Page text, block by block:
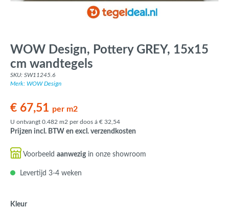
WOW Design, Pottery GREY, 15x15
cm wandtegels
SKU: SW11245.6
Merk: WOW Design
€ 67,51 per m2
U ontvangt 0.482 m2 per doos á € 32,54
Prijzen incl. BTW en excl. verzendkosten
Voorbeeld aanwezigin onze showroom
Levertijd 3-4 weken
Kleur